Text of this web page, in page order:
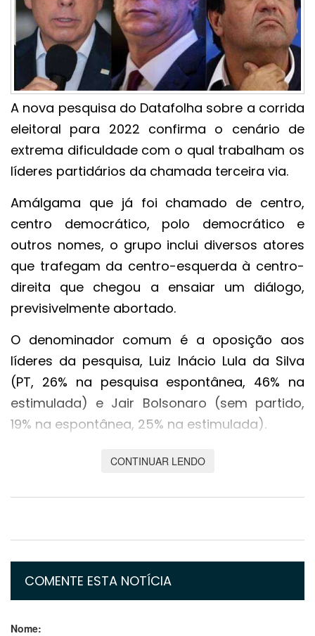
A nova pesquisa do Datafolha sobre a corrida
eleitoral para 2022 confirma o cenário de
extrema dificuldade com o qual trabalham os
líderes partidários da chamada terceira via.
Amálgama que já foi chamado de centro,
centro democrático, polo democrático e
outros nomes, o grupo inclui diversos atores
que trafegam da centro-esquerda à centro-
direita que chegou a ensaiar um diálogo,
previsivelmente abortado.
O denominador comum é a oposição aos
líderes da pesquisa, Luiz Inácio Lula da Silva
(PT, 26% na pesquisa espontânea, 46% na
estimulada) e Jair Bolsonaro (sem partido,
19% na espontânea, 25% na estimulada).
O único integrante da turma a pontuar na
faz pelo "recall" de três eleições presidenciais
consistentemente pontuou de 10% a 12% nelas
inclusive na de 2018, seu nome é lembrado só
por 2%.
CONTINUAR LENDO
COMENTE ESTA NOTÍCIA
Nome: